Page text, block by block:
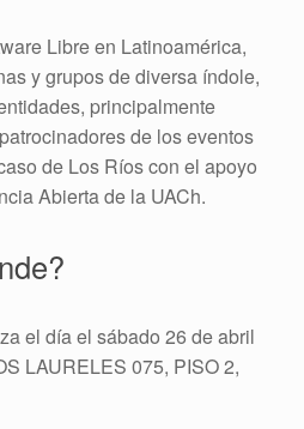
Libre en Latinoamérica,
y grupos de diversa índole,
principalmente
de los eventos
de Los Ríos con el apoyo
Abierta de la UACh.
el día el sábado 26 de abril
LAURELES 075, PISO 2,